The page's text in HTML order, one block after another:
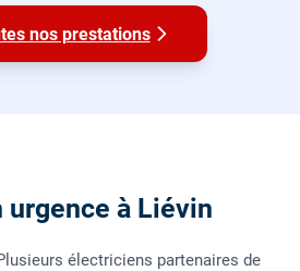
nos prestations
urgence à Liévin
électriciens partenaires de